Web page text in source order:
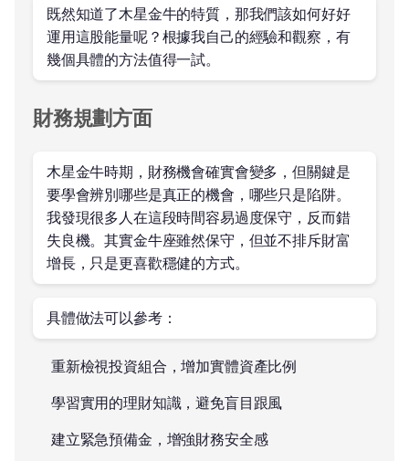
既然知道了木星金牛的特質，那我們該如何好好
運用這股能量呢？根據我自己的經驗和觀察，有
幾個具體的方法值得一試。
財務規劃方面
木星金牛時期，財務機會確實會變多，但關鍵是
要學會辨別哪些是真正的機會，哪些只是陷阱。
我發現很多人在這段時間容易過度保守，反而錯
失良機。其實金牛座雖然保守，但並不排斥財富
增長，只是更喜歡穩健的方式。
具體做法可以參考：
重新檢視投資組合，增加實體資產比例
學習實用的理財知識，避免盲目跟風
建立緊急預備金，增強財務安全感